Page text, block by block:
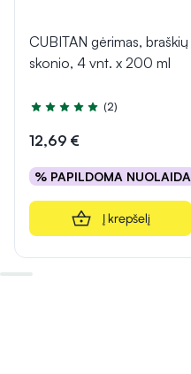
CUBITAN gėrimas, braškių
skonio, 4 vnt. x 200 ml
Įvertinimas 5.0 iš 5
(2)
12,69 €
% PAPILDOMA NUOLAIDA
Į krepšelį